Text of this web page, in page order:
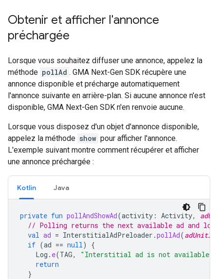
Obtenir et afficher l'annonce
préchargée
Lorsque vous souhaitez diffuser une annonce, appelez la
méthode pollAd . GMA Next-Gen SDK récupère une
annonce disponible et précharge automatiquement
l'annonce suivante en arrière-plan. Si aucune annonce n'est
disponible, GMA Next-Gen SDK n'en renvoie aucune.
Lorsque vous disposez d'un objet d'annonce disponible,
appelez la méthode show pour afficher l'annonce.
L'exemple suivant montre comment récupérer et afficher
une annonce préchargée :
Kotlin Java
private fun pollAndShowAd(activity : Activity,
// Polling returns the next available ad and
val ad = InterstitialAdPreloader .pollAd(adUnitId
if (ad == null)
{
Log . e(TAG, "Interstitial ad is not available."
return
}